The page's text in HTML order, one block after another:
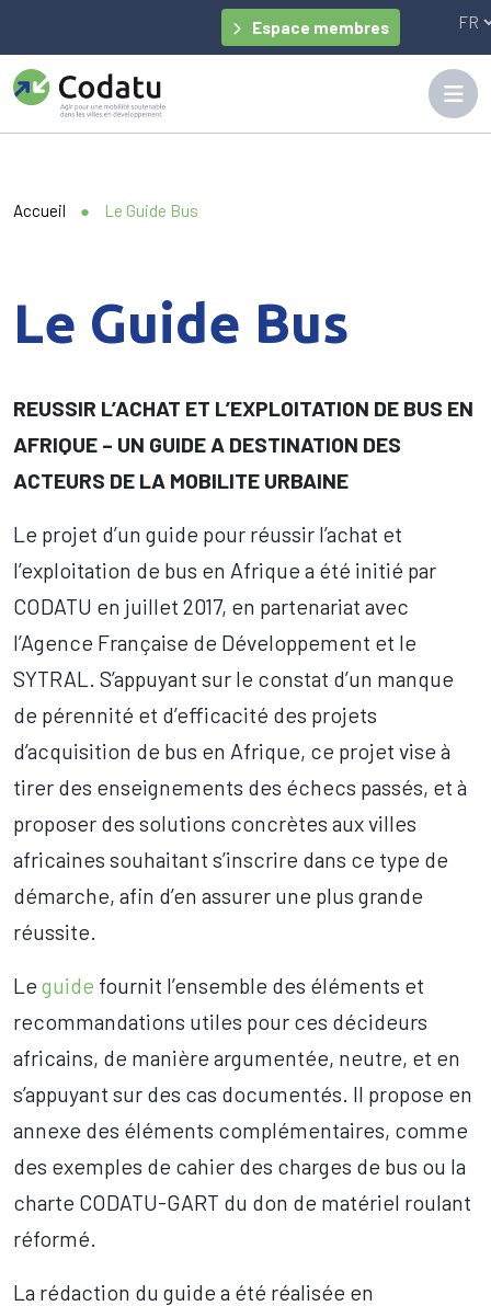
Espace membres
Accueil ● Le Guide Bus
Le Guide Bus
REUSSIR L’ACHAT ET L’EXPLOITATION DE BUS EN
AFRIQUE – UN GUIDE A DESTINATION DES
ACTEURS DE LA MOBILITE URBAINE
Le projet d’un guide pour réussir l’achat et
l’exploitation de bus en Afrique a été initié par
CODATU en juillet 2017, en partenariat avec
l’Agence Française de Développement et le
SYTRAL. S’appuyant sur le constat d’un manque
de pérennité et d’efficacité des projets
d’acquisition de bus en Afrique, ce projet vise à
tirer des enseignements des échecs passés, et à
proposer des solutions concrètes aux villes
africaines souhaitant s’inscrire dans ce type de
démarche, afin d’en assurer une plus grande
réussite.
Le guide fournit l’ensemble des éléments et
recommandations utiles pour ces décideurs
africains, de manière argumentée, neutre, et en
s’appuyant sur des cas documentés. Il propose en
annexe des éléments complémentaires, comme
des exemples de cahier des charges de bus ou la
charte CODATU-GART du don de matériel roulant
réformé.
La rédaction du guide a été réalisée en
Panneau de gestion des cookies